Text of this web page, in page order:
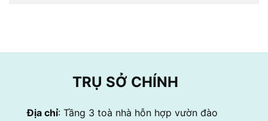
TRỤ SỞ CHÍNH
Địa chỉ: Tầng 3 toà nhà hỗn hợp vườn đào